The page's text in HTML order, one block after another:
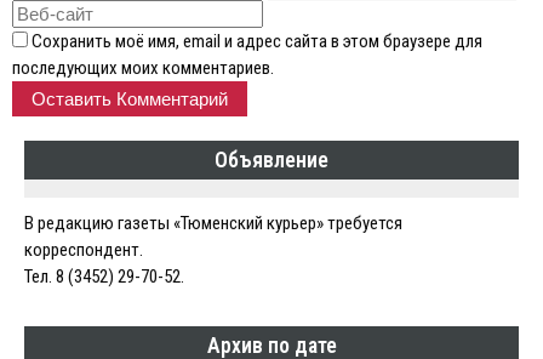
Сохранить моё имя, email и адрес сайта в этом браузере для
последующих моих комментариев.
Объявление
В редакцию газеты «Тюменский курьер» требуется
корреспондент.
Тел. 8 (3452) 29-70-52.
Архив по дате